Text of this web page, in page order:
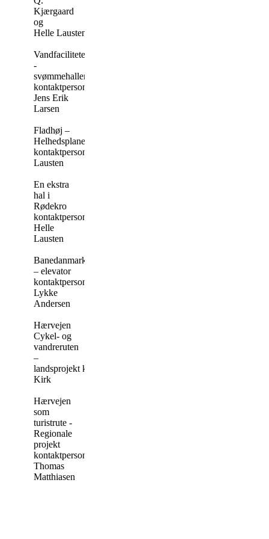
Kjærgaard
og
Helle Lausten
Vandfaciliteter
-
svømmehallen
kontaktperson
Jens Erik
Larsen
Fladhøj –
Helhedsplanen
kontaktperson Helle
Lausten
En ekstra
hal i
Rødekro
kontaktperson
Helle
Lausten
Banedanmark
– elevator
kontaktperson Knud
Lykke
Andersen
Hærvejen
Cykel- og
vandreruten
–
landsprojekt kontaktperson Tomas
Kirk
Hærvejen
som
turistrute -
Regionale
projekt
kontaktperson
Thomas
Matthiasen